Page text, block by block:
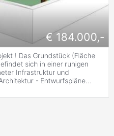
€ 184.000,-
! Das Grundstück (Fläche
sich in einer ruhigen
Infrastruktur und
- Entwurfspläne...